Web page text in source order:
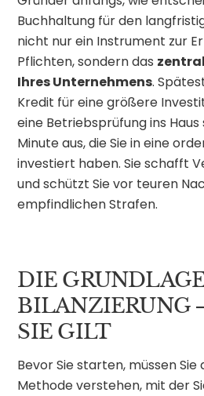
Buchhaltung für den
nicht nur ein Instrument zur
Pflichten, sondern das
Ihres Unternehmens.
Kredit für eine größere
eine Betriebsprüfung ins
Minute aus, die Sie in eine
investiert haben. Sie schafft
und schützt Sie vor teuren
empfindlichen Strafen.
DIE
BILANZIERUNG
SIE GILT
Bevor Sie starten, müssen
Methode verstehen, mit der